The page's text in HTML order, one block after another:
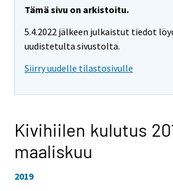
Tämä sivu on arkistoitu.
5.4.2022 jälkeen julkaistut tiedot
uudistetulta sivustolta.
Siirry uudelle tilastosivulle
Kivihiilen kulutus
maaliskuu
2019